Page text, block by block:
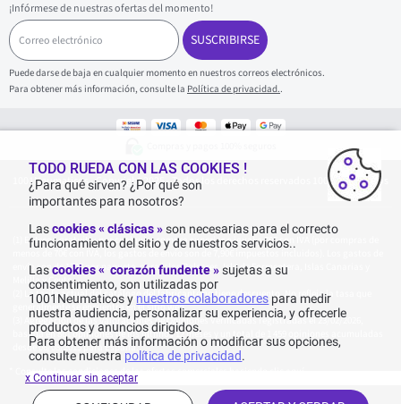
¡Infórmese de nuestras ofertas del momento!
C
o
r
r
e
o
l
SUSCRIBIRSE
Puede darse de baja en cualquier momento en nuestros correos electrónicos.
Para obtener más información, consulte la Política de privacidad..
1001Neumaticos - Copyright 2025 - Todos los derechos reservados 1001Neumaticos
Entrega gratuita: por cualquier compra superior o igual a 70€ con IVA (por compras de
menos de 70€ con IVA, los gastos de envío son de 7,90€ impuestos incluidos). Los gastos de
envío son de 120€ por paquete, para Islas Baleares, Isla de Formentera, Islas Canarias y
Melilla y Ceuta.
La tarifa actual del catálogo del fabricante no tiene descuento. No refleja la tasa que
generalmente se encuentra en el sitio web.
Agregación de las valoraciones de Opiniones Verificadas registradas el 23/02/2026,
basada en 861 opiniones de los últimos 12 meses y un total de 1 459 opiniones acumuladas
desde 06/08/2015 para España.
* Consulte las condiciones de las ofertas comerciales haciendo
TODO RUEDA CON LAS COOKIES !
¿Para qué sirven? ¿Por qué son
importantes para nosotros?
Lascookies « clásicas »son necesarias para el correcto
funcionamiento del sitio y de nuestros servicios..
Lascookies « corazón fundente » sujetas a su
consentimiento, son utilizadas por
1001Neumaticos y nuestros colaboradores para medir
nuestra audiencia, personalizar su experiencia, y ofrecerle
productos y anuncios dirigidos.
Para obtener más información o modificar sus opciones,
consulte nuestra política de privacidad.
x Continuar sin aceptar